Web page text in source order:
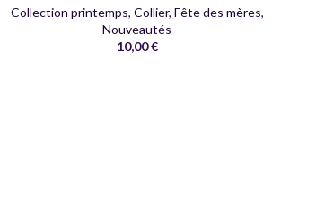
Collection printemps, Collier, Fête des mères,
Nouveautés
10,00€